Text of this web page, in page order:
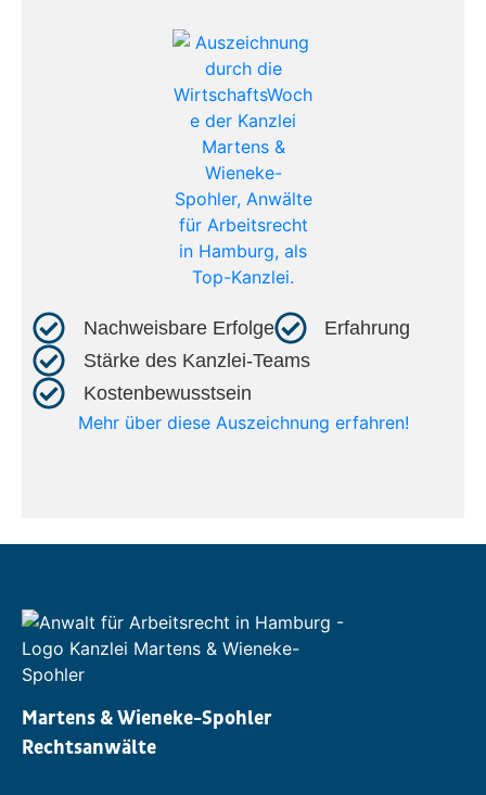
Nachweisbare Erfolge​
Erfahrung​
Stärke des Kanzlei-Teams​
Kostenbewusstsein​
Mehr über diese Auszeichnung erfahren!
Martens & Wieneke-Spohler
Rechtsanwälte